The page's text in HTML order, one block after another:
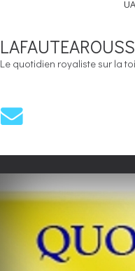
Le quotidien royaliste sur la